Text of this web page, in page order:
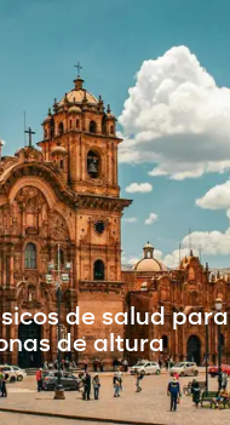
de salud para
de altura